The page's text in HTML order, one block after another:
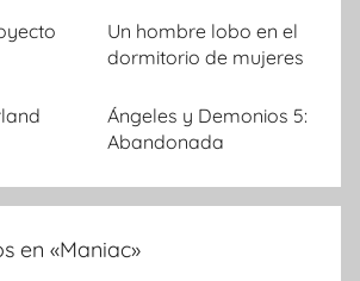
Un hombre lobo en el
dormitorio de mujeres
Ángeles y Demonios 5:
Abandonada
en «Maniac»